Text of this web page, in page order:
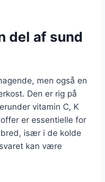
del af sund
men også en
Den er rig på
vitamin C, K
er essentielle for
især i de kolde
kan være